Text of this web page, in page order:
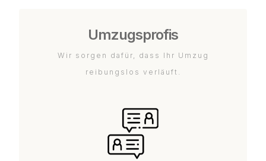
Umzugsprofis
Wir sorgen dafür, dass Ihr Umzug
reibungslos verläuft.